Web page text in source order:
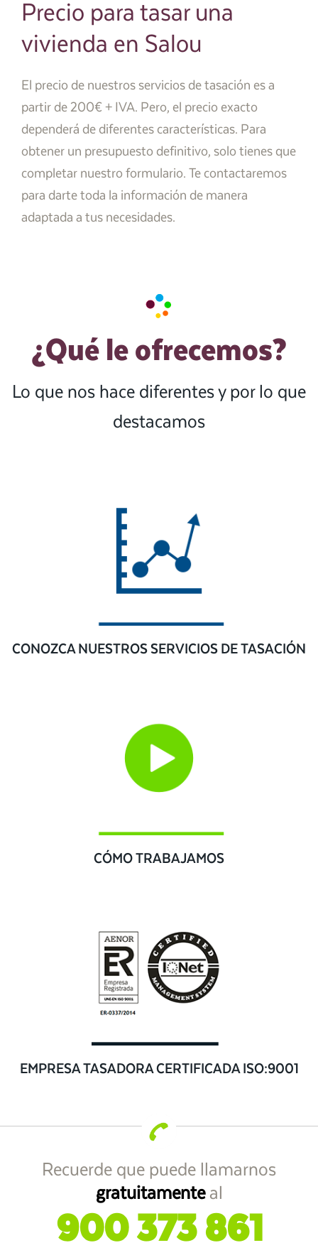
Precio para tasar una
vivienda en Salou
El precio de nuestros servicios de tasación es a
partir de 200€ + IVA. Pero, el precio exacto
dependerá de diferentes características. Para
obtener un presupuesto definitivo, solo tienes que
completar nuestro formulario. Te contactaremos
para darte toda la información de manera
adaptada a tus necesidades.
¿Qué le ofrecemos?
Lo que nos hace diferentes y por lo que
destacamos
CONOZCA NUESTROS SERVICIOS DE TASACIÓN
CÓMO TRABAJAMOS
EMPRESA TASADORA CERTIFICADA ISO:9001
Recuerde que puede llamarnos
gratuitamenteal
900 373 861